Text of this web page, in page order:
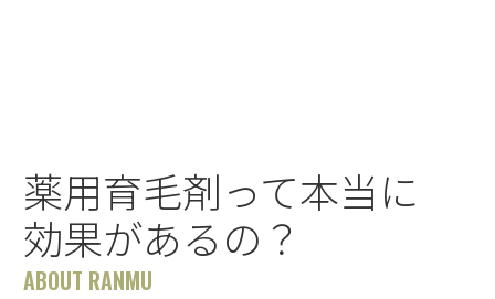
薬用育毛剤って本当に
効果があるの？
ABOUT RANMU